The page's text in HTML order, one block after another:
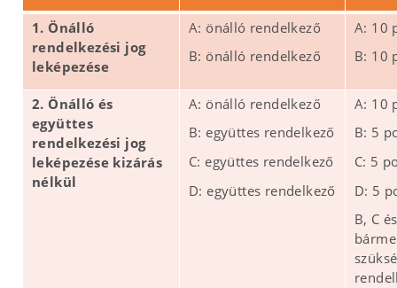
1. Önálló
rendelkezési jog
leképezése
A: önálló rendelkező
B: önálló rendelkező
A: 10
B: 10
2. Önálló és
együttes
rendelkezési jog
leképezése kizárás
nélkül
A: önálló rendelkező
B: együttes rendelkező
C: együttes rendelkező
D: együttes rendelkező
A: 10
B: 5
C: 5
D: 5
B, C